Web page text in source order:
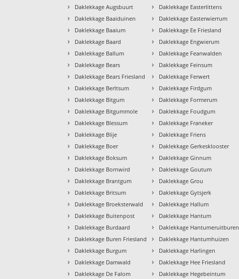
› Daklekkage Augsbuurt
› Daklekkage Baaiduinen
› Daklekkage Baaium
› Daklekkage Baard
› Daklekkage Ballum
› Daklekkage Bears
› Daklekkage Bears Friesland
› Daklekkage Berltsum
› Daklekkage Bitgum
› Daklekkage Bitgummole
› Daklekkage Blessum
› Daklekkage Blije
› Daklekkage Boer
› Daklekkage Boksum
› Daklekkage Bornwird
› Daklekkage Brantgum
› Daklekkage Britsum
› Daklekkage Broeksterwald
› Daklekkage Buitenpost
› Daklekkage Burdaard
› Daklekkage Buren Friesland
› Daklekkage Burgum
› Daklekkage Damwald
› Daklekkage De Falom
› Daklekkage Easterlittens
› Daklekkage Easterwierrum
› Daklekkage Ee Friesland
› Daklekkage Engwierum
› Daklekkage Feanwalden
› Daklekkage Feinsum
› Daklekkage Ferwert
› Daklekkage Firdgum
› Daklekkage Formerum
› Daklekkage Foudgum
› Daklekkage Franeker
› Daklekkage Friens
› Daklekkage Gerkesklooster
› Daklekkage Ginnum
› Daklekkage Goutum
› Daklekkage Grou
› Daklekkage Gytsjerk
› Daklekkage Hallum
› Daklekkage Hantum
› Daklekkage Hantumeruitburen
› Daklekkage Hantumhuizen
› Daklekkage Harlingen
› Daklekkage Hee Friesland
› Daklekkage Hegebeintum